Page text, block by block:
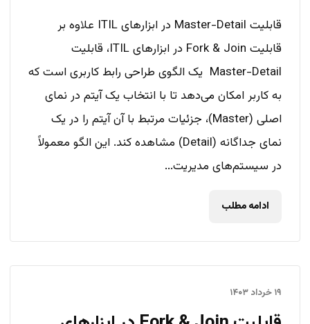
قابلیت Master-Detail در ابزارهای ITIL علاوه بر
قابلیت‌ Fork & Join در ابزارهای ITIL، قابلیت
Master-Detail یک الگوی طراحی رابط کاربری است که
به کاربر امکان می‌دهد تا با انتخاب یک آیتم در نمای
اصلی (Master)، جزئیات مرتبط با آن آیتم را در یک
نمای جداگانه (Detail) مشاهده کند. این الگو معمولاً
در سیستم‌های مدیریت...
ادامه مطلب
۱۹ خرداد ۱۴۰۳